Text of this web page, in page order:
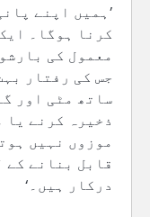
’ہمیں اپنے
کرنا ہوگا۔
معمول کی
جس کی رفتار
ساتھ مٹی اور
ذخیرہ کرنے یا
موزوں نہیں
قابل بنانے کے
درکار ہیں۔‘